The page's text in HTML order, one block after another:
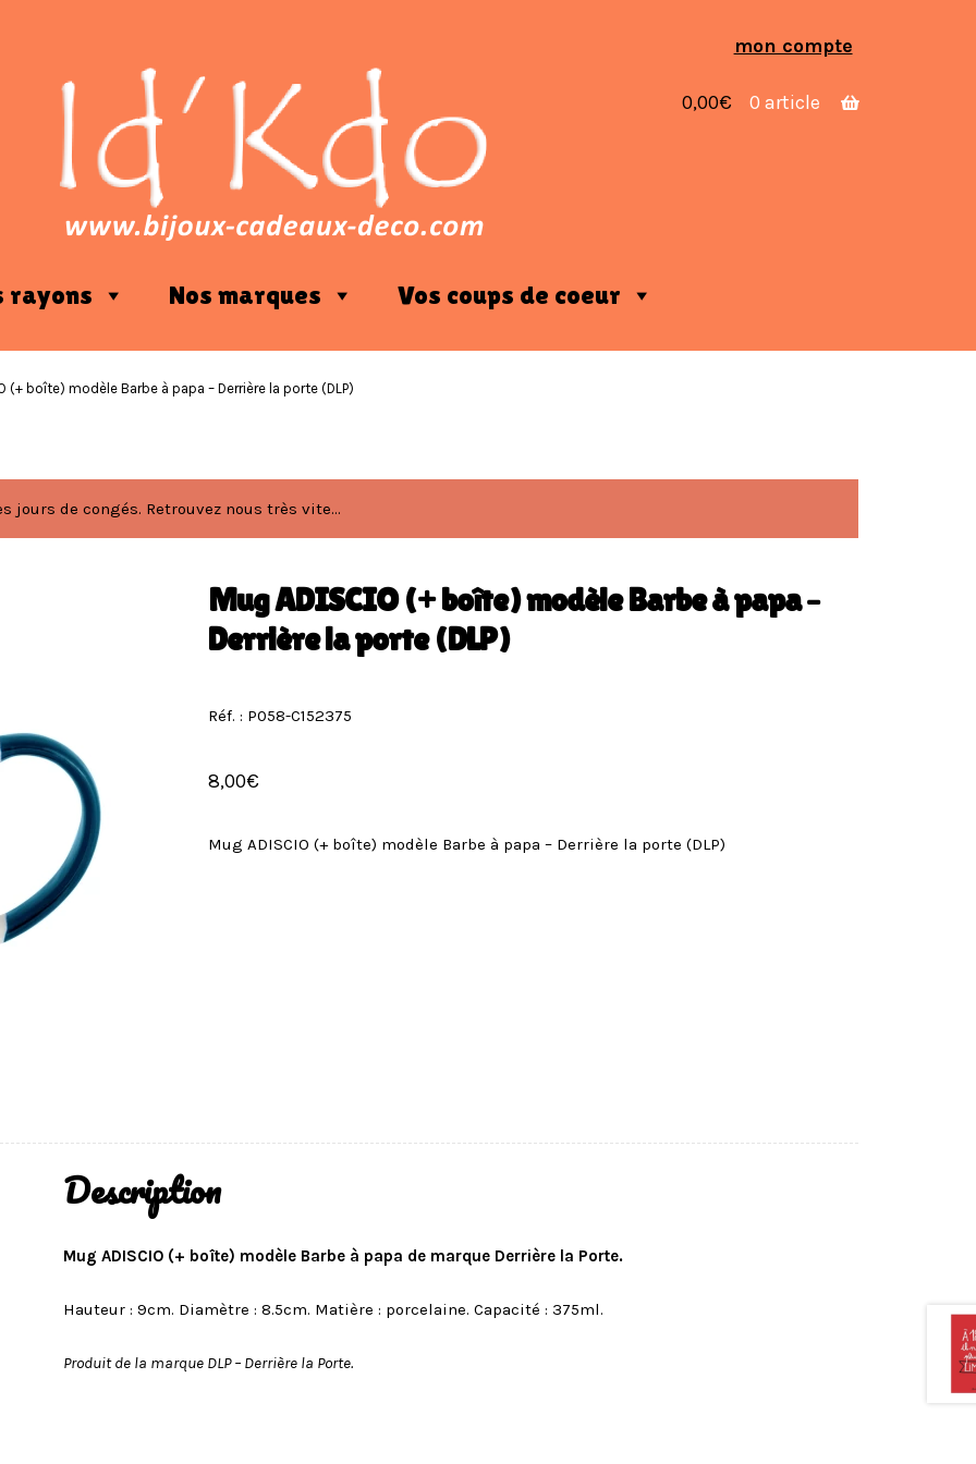
mon compte
0,00€ 0 article
rayons Nos marques Vos coups de coeur
(+ boîte) modèle Barbe à papa – Derrière la porte (DLP)
jours de congés. Retrouvez nous très vite...
Mug ADISCIO (+ boîte) modèle Barbe à papa –
Derrière la porte (DLP)
Réf. : P058-C152375
8,00€
Mug ADISCIO (+ boîte) modèle Barbe à papa – Derrière la porte (DLP)
Description
Mug ADISCIO (+ boîte) modèle Barbe à papa de marque Derrière la Porte.
Hauteur : 9cm. Diamètre : 8.5cm. Matière : porcelaine. Capacité : 375ml.
Produit de la marque DLP – Derrière la Porte.